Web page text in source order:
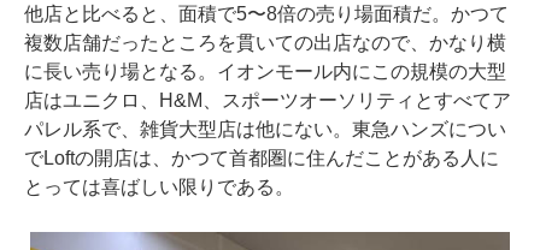
他店と比べると、面積で5〜8倍の売り場面積だ。かつて
複数店舗だったところを貫いての出店なので、かなり横
に長い売り場となる。イオンモール内にこの規模の大型
店はユニクロ、H&M、スポーツオーソリティとすべてア
パレル系で、雑貨大型店は他にない。東急ハンズについ
でLoftの開店は、かつて首都圏に住んだことがある人に
とっては喜ばしい限りである。